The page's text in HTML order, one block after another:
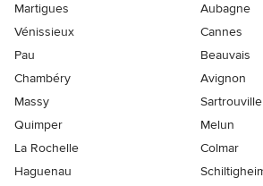
Martigues
Aubagne
Vénissieux
Cannes
Pau
Beauvais
Chambéry
Avignon
Massy
Sartrouville
Quimper
Melun
La Rochelle
Colmar
Haguenau